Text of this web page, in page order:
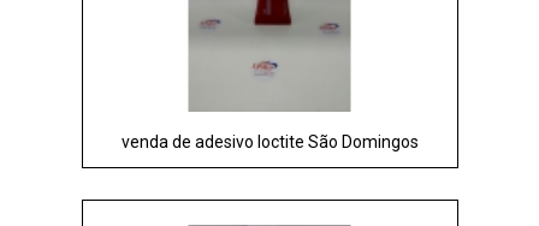
venda de adesivo loctite São Domingos